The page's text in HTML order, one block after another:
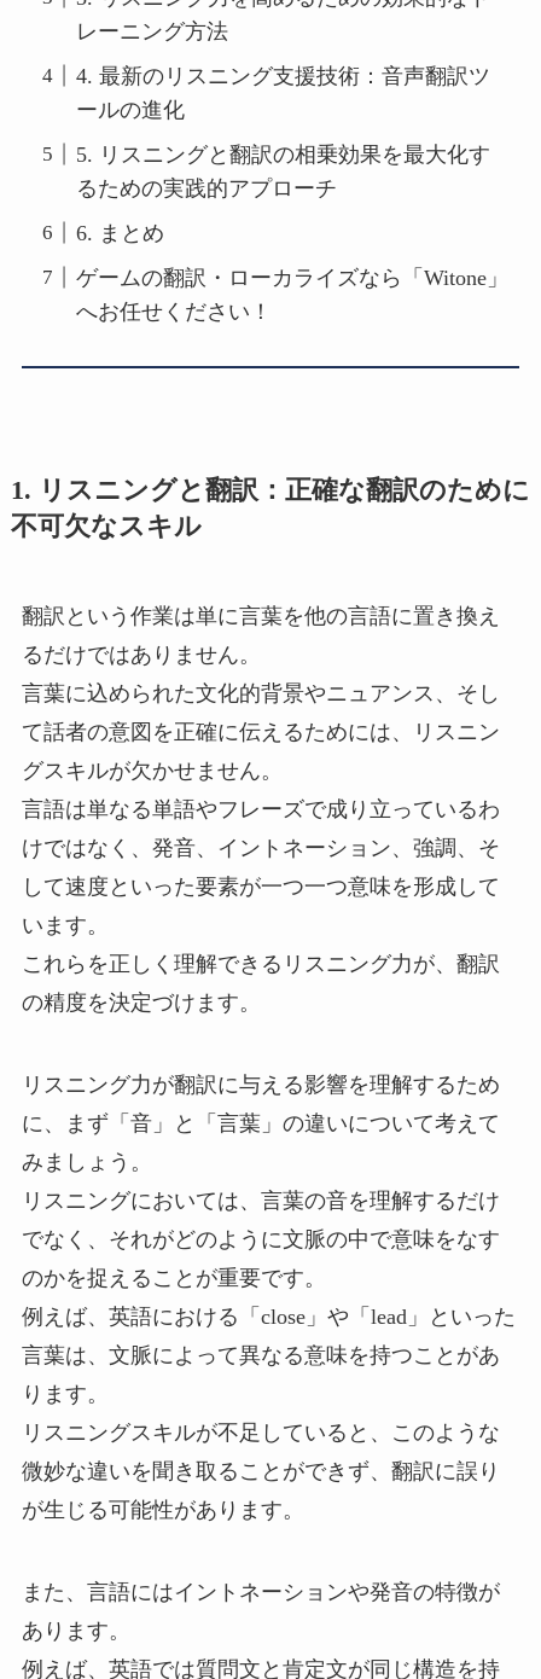
レーニング方法
4. 最新のリスニング支援技術：音声翻訳ツ
ールの進化
5. リスニングと翻訳の相乗効果を最大化す
るための実践的アプローチ
6. まとめ
ゲームの翻訳・ローカライズなら「Witone」
へお任せください！
1. リスニングと翻訳：正確な翻訳のために
不可欠なスキル
翻訳という作業は単に言葉を他の言語に置き換え
るだけではありません。
言葉に込められた文化的背景やニュアンス、そし
て話者の意図を正確に伝えるためには、リスニン
グスキルが欠かせません。
言語は単なる単語やフレーズで成り立っているわ
けではなく、発音、イントネーション、強調、そ
して速度といった要素が一つ一つ意味を形成して
います。
これらを正しく理解できるリスニング力が、翻訳
の精度を決定づけます。
リスニング力が翻訳に与える影響を理解するため
に、まず「音」と「言葉」の違いについて考えて
みましょう。
リスニングにおいては、言葉の音を理解するだけ
でなく、それがどのように文脈の中で意味をなす
のかを捉えることが重要です。
例えば、英語における「close」や「lead」といった
言葉は、文脈によって異なる意味を持つことがあ
ります。
リスニングスキルが不足していると、このような
微妙な違いを聞き取ることができず、翻訳に誤り
が生じる可能性があります。
また、言語にはイントネーションや発音の特徴が
あります。
例えば、英語では質問文と肯定文が同じ構造を持